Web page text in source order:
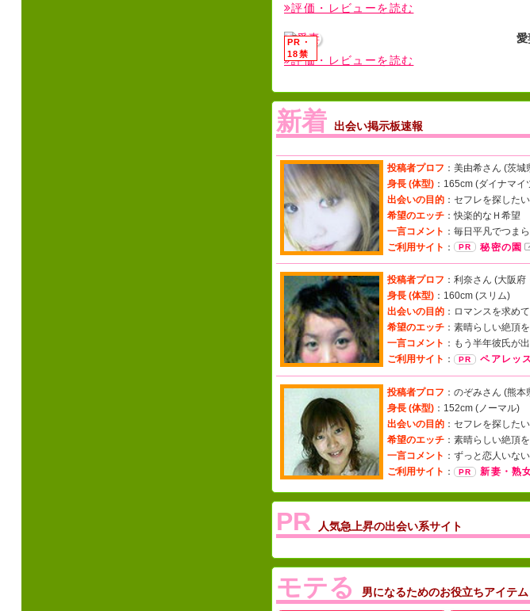
評価・レビューを読む
愛
評価・レビューを読む
新着 出会い掲示板速報
投稿者プロフ ：美由希さん (茨城
身長 (体型) ：165cm (ダイナマイ
出会いの目的 ：セフレを探したい
希望のエッチ ：快楽的なＨ希望
一言コメント ： 毎日平凡でつま
ご利用サイト ： 秘密の園
投稿者プロフ ：利奈さん (大阪府
身長 (体型) ：160cm (スリム)
出会いの目的 ：ロマンスを求め
希望のエッチ ：素晴らしい絶頂を
一言コメント ： もう半年彼氏が出
ご利用サイト ： ペアレッ
投稿者プロフ ：のぞみさん (熊本
身長 (体型) ：152cm (ノーマル)
出会いの目的 ：セフレを探したい
希望のエッチ ：素晴らしい絶頂を
一言コメント ： ずっと恋人いな
ご利用サイト ： 新妻・熟
PR 人気急上昇の出会い系サイト
モテる 男になるためのお役立ちアイテム